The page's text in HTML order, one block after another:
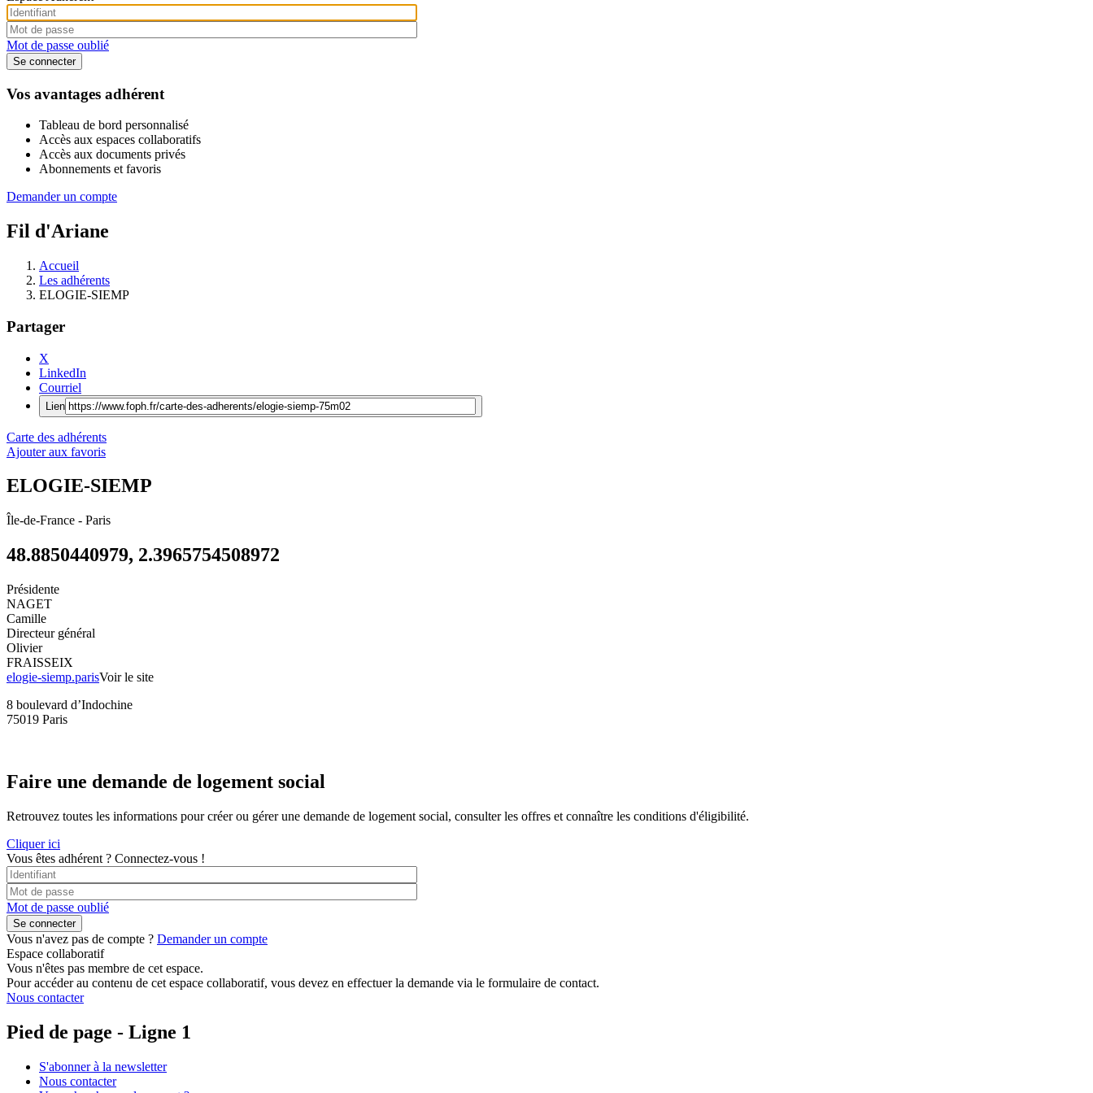
Mot de passe oublié
Vos avantages adhérent
Tableau de bord personnalisé
Accès aux espaces collaboratifs
Accès aux documents privés
Abonnements et favoris
Demander un compte
Fil d'Ariane
Accueil
Les adhérents
ELOGIE-SIEMP
Partager
X
LinkedIn
Courriel
Lien
Carte des adhérents
Ajouter aux favoris
ELOGIE-SIEMP
Île-de-France - Paris
48.8850440979, 2.3965754508972
Présidente
NAGET
Camille
Directeur général
Olivier
FRAISSEIX
elogie-siemp.parisVoir le site
8 boulevard d’Indochine
75019 Paris
Faire une demande de logement social
Retrouvez toutes les informations pour créer ou gérer une demande de logement social, consulter les offres et connaître les conditions d'éligibilité.
Cliquer ici
Vous êtes adhérent ? Connectez-vous !
Mot de passe oublié
Vous n'avez pas de compte ? Demander un compte
Espace collaboratif
Vous n'êtes pas membre de cet espace.
Pour accéder au contenu de cet espace collaboratif, vous devez en effectuer la demande via le formulaire de contact.
Nous contacter
Pied de page - Ligne 1
S'abonner à la newsletter
Nous contacter